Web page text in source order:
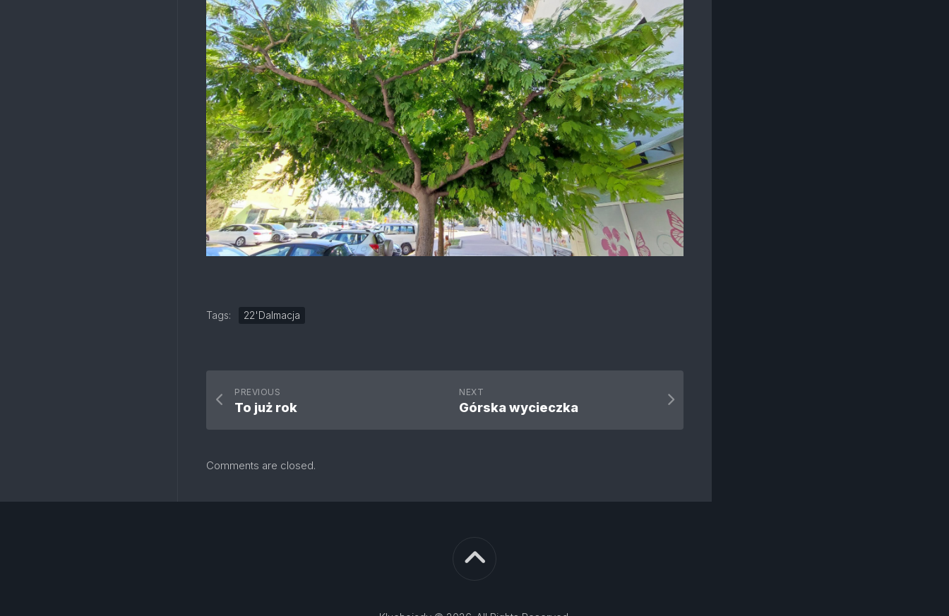
Tags: 22'Dalmacja
NEXT
Górska wycieczka
PREVIOUS
To już rok
Comments are closed.